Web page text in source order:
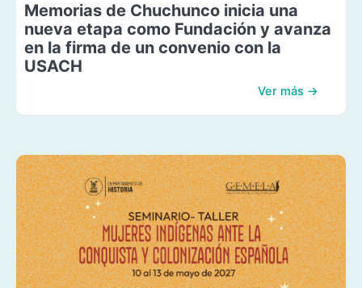
Memorias de Chuchunco inicia una
nueva etapa como Fundación y avanza
en la firma de un convenio con la
USACH
Ver más →